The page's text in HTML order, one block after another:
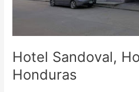
Hotel Sandoval,
Honduras